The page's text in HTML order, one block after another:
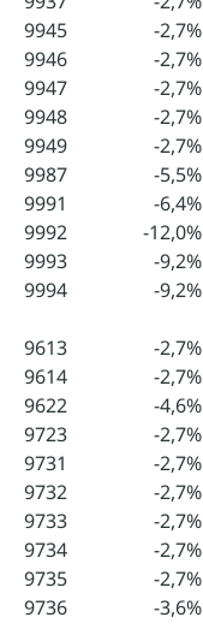
9945
-2,7%
9946
-2,7%
9947
-2,7%
9948
-2,7%
9949
-2,7%
9987
-5,5%
9991
-6,4%
9992
-12,0%
9993
-9,2%
9994
-9,2%
9613
-2,7%
9614
-2,7%
9622
-4,6%
9723
-2,7%
9731
-2,7%
9732
-2,7%
9733
-2,7%
9734
-2,7%
9735
-2,7%
9736
-3,6%